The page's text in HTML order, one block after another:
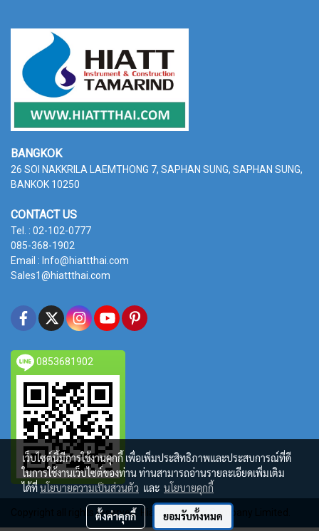
BANGKOK
26 SOI NAKKRILA LAEMTHONG 7, SAPHAN SUNG, SAPHAN SUNG,
BANKOK 10250
CONTACT US
Tel. : 02-102-0777
085-368-1902
Email : Info@hiattthai.com
Sales1@hiattthai.com
0853681902
Copyright all rights reserved. Hiatt Tamarind Company Limited.
เว็บไซต์นี้มีการใช้งานคุกกี้ เพื่อเพิ่มประสิทธิภาพและประสบการณ์ที่ดี
ในการใช้งานเว็บไซต์ของท่าน ท่านสามารถอ่านรายละเอียดเพิ่มเติม
ได้ที่นโยบายความเป็นส่วนตัว และ นโยบายคุกกี้
ตั้งค่าคุกกี้ ยอมรับทั้งหมด